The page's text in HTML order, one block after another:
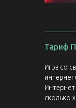
Тариф
Игра со
Интернет
сколько